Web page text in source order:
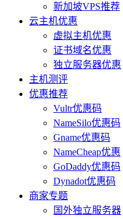
新加坡VPS推荐
云主机优惠
虚拟主机优惠
证书域名优惠
独立服务器优惠
主机测评
优惠推荐
Vultr优惠码
NameSilo优惠码
Gname优惠码
NameCheap优惠
GoDaddy优惠码
Dynadot优惠码
商家专题
国外独立服务器